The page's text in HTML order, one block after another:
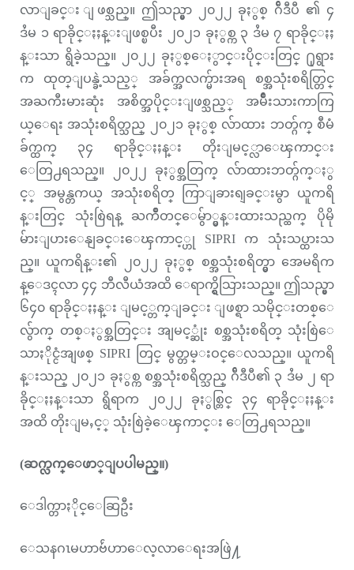
လာျခင္း ျဖစ္သည္။ ဤသည္မွာ ၂၀၂၂ ခုႏွစ္ ဂ်ီဒီပီ ၏ ၄
ဒႆမ ၁ ရာခိုင္ႏႈန္းျဖစ္ၿပီး ၂၀၂၁ ခုႏွစ္က ၃ ဒႆမ ၇ ရာခိုင္ႏႈ
န္းသာ ရွိခဲ့သည္။ ၂၀၂၂ ခုႏွစ္ေႏွာင္းပိုင္းတြင္ ႐ုရွား
က ထုတ္ျပန္ခဲ့သည့္ အခ်က္အလက္မ်ားအရ စစ္အသုံးစရိတ္တြင္
အႀကီးမားဆုံး အစိတ္အပိုင္းျဖစ္သည့္ အမ်ိဳးသားကာကြ
ယ္ေရး အသုံးစရိတ္သည္ ၂၀၂၁ ခုႏွစ္ လ်ာထား ဘတ္ဂ်က္ စီမံ
ခ်က္ထက္ ၃၄ ရာခိုင္ႏႈန္း တိုးျမင့္လာေၾကာင္း
ေတြ႕ရသည္။ ၂၀၂၂ ခုႏွစ္အတြက္ လ်ာထားဘတ္ဂ်က္ႏွ
င့္ အမွန္တကယ္ အသုံးစရိတ္ ကြာျခားရျခင္းမွာ ယူကရိ
န္းတြင္ သုံးစြဲရန္ ႀကိဳတင္ေမွ်ာ္မွန္းထားသည္ထက္ ပိုမို
မ်ားျပားေနျခင္းေၾကာင့္ဟု SIPRI က သုံးသပ္ထားသ
ည္။ ယူကရိန္း၏ ၂၀၂၂ ခုႏွစ္ စစ္အသုံးစရိတ္မွာ အေမရိက
န္ေဒၚလာ ၄၄ ဘီလီယံအထိ ေရာက္ရွိသြားသည္။ ဤသည္မွာ
၆၄၀ ရာခိုင္ႏႈန္း ျမင့္တက္ျခင္း ျဖစ္ရာ သမိုင္းတစ္ေ
လွ်ာက္ တစ္ႏွစ္အတြင္း အျမင့္ဆုံး စစ္အသုံးစရိတ္ သုံးစြဲေ
သာႏိုင္ငံအျဖစ္ SIPRI တြင္ မွတ္တမ္းဝင္ေလသည္။ ယူကရိ
န္းသည္ ၂၀၂၁ ခုႏွစ္က စစ္အသုံးစရိတ္သည္ ဂ်ီဒီပီ၏ ၃ ဒႆမ ၂ ရာ
ခိုင္ႏႈန္းသာ ရွိရာက ၂၀၂၂ ခုႏွစ္တြင္ ၃၄ ရာခိုင္ႏႈန္း
အထိ တိုးျမႇင့္ သုံးစြဲခဲ့ေၾကာင္း ေတြ႕ရသည္။
(ဆက္လက္ေဖာ္ျပပါမည္။)
ေဒါက္တာႏိုင္ေဆြဦး
ေသနဂၤမဟာဗ်ဴဟာေလ့လာေရးအဖြဲ႔